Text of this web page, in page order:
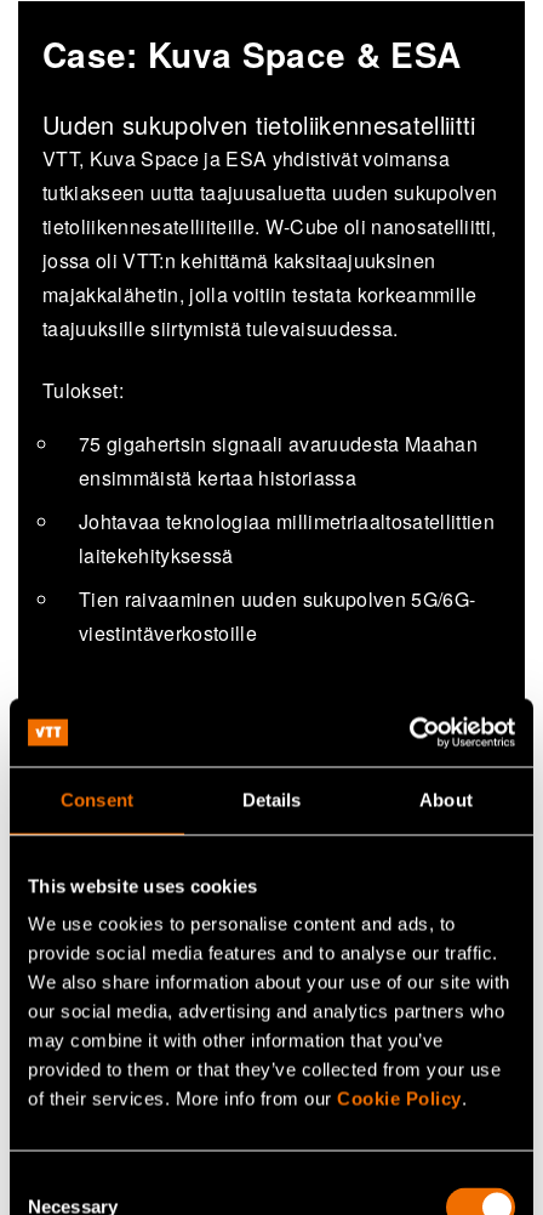
Consent Details About
This website uses cookies
We use cookies to personalise content and ads, to
provide social media features and to analyse our traffic.
We also share information about your use of our site with
our social media, advertising and analytics partners who
may combine it with other information that you’ve
provided to them or that they’ve collected from your use
of their services. More info from our Cookie Policy.
Necessary
Case: Kuva Space & ESA
Uuden sukupolven tietoliikennesatelliitti
VTT, Kuva Space ja ESA yhdistivät voimansa
tutkiakseen uutta taajuusaluetta uuden sukupolven
tietoliikennesatelliiteille. W-Cube oli nanosatelliitti,
jossa oli VTT:n kehittämä kaksitaajuuksinen
majakkalähetin, jolla voitiin testata korkeammille
taajuuksille siirtymistä tulevaisuudessa.
Tulokset:
75 gigahertsin signaali avaruudesta Maahan
ensimmäistä kertaa historiassa
Johtavaa teknologiaa millimetriaaltosatellittien
laitekehityksessä
Tien raivaaminen uuden sukupolven 5G/6G-
viestintäverkostoille
Esimerkkejä
avaruusteknologian
VTT on edelläkävijä pienoissatelliittihankkeissa, mistä
esimerkkeinä ovat maailman ensimmäiset
pienoiskokoiset näkyvän valon ja infrapunavalon
hyperspektrikuvantamislaitteet sekä maailman
korkeimmilla taajuuksilla toimivat avaruusradiot ja -
antennit.
VTT:n alla toimii MilliLab, ESA:n ulkoinen
millimetriaaltoteknologialaboratorio. Se tukee 5G-